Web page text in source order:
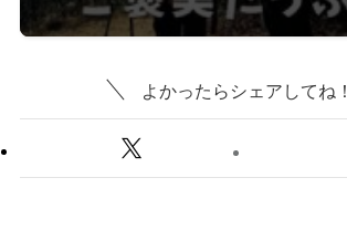
よかったらシェアしてね！